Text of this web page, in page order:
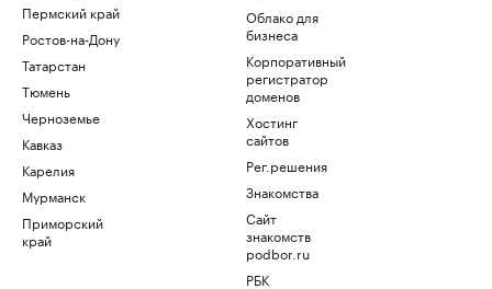
Пермский край
Ростов-на-Дону
Татарстан
Тюмень
Черноземье
Кавказ
Карелия
Мурманск
Приморский
край
Облако для
бизнеса
Корпоративный
регистратор
доменов
Хостинг
сайтов
Рег.решения
Знакомства
Сайт
знакомств
podbor.ru
РБК